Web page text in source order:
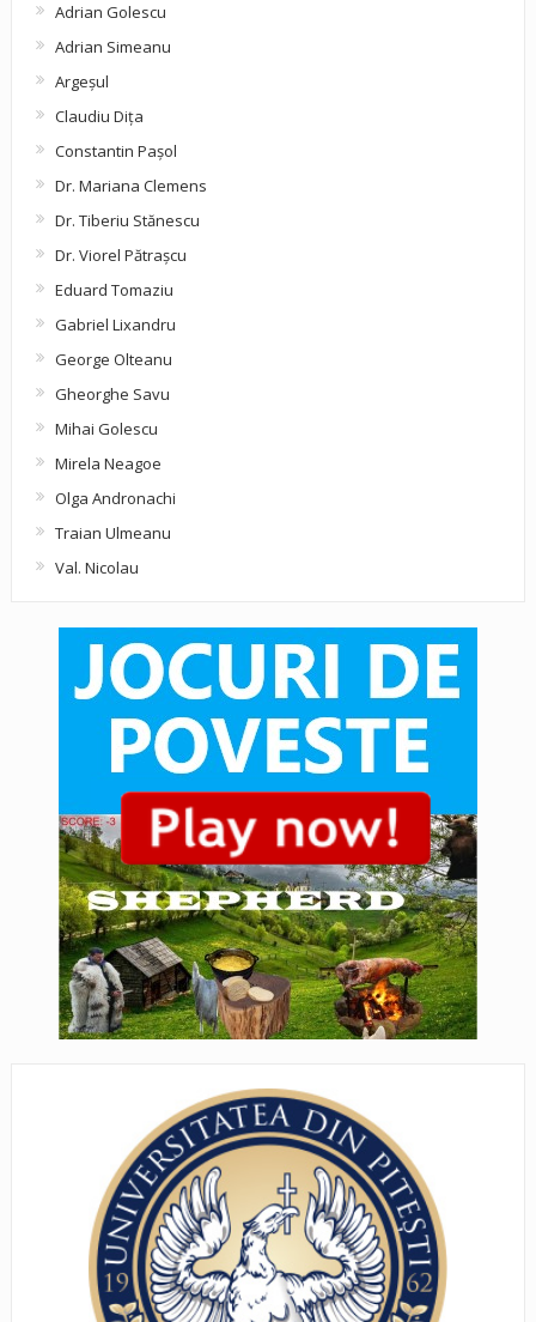
Adrian Golescu
Adrian Simeanu
Argeşul
Claudiu Diţa
Constantin Pașol
Dr. Mariana Clemens
Dr. Tiberiu Stănescu
Dr. Viorel Pătraşcu
Eduard Tomaziu
Gabriel Lixandru
George Olteanu
Gheorghe Savu
Mihai Golescu
Mirela Neagoe
Olga Andronachi
Traian Ulmeanu
Val. Nicolau